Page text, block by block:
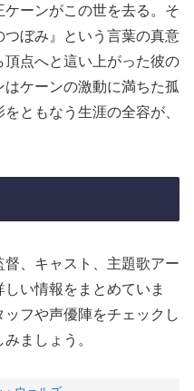
ーンがこの世を去る。そ
ぼみ』という言葉の真意
点へと這い上がった彼の
ケーンの激動に満ちた孤
ともなう生涯の全容が、
督、キャスト、主題歌アー
い情報をまとめていま
フや声優陣をチェックし
ましょう。